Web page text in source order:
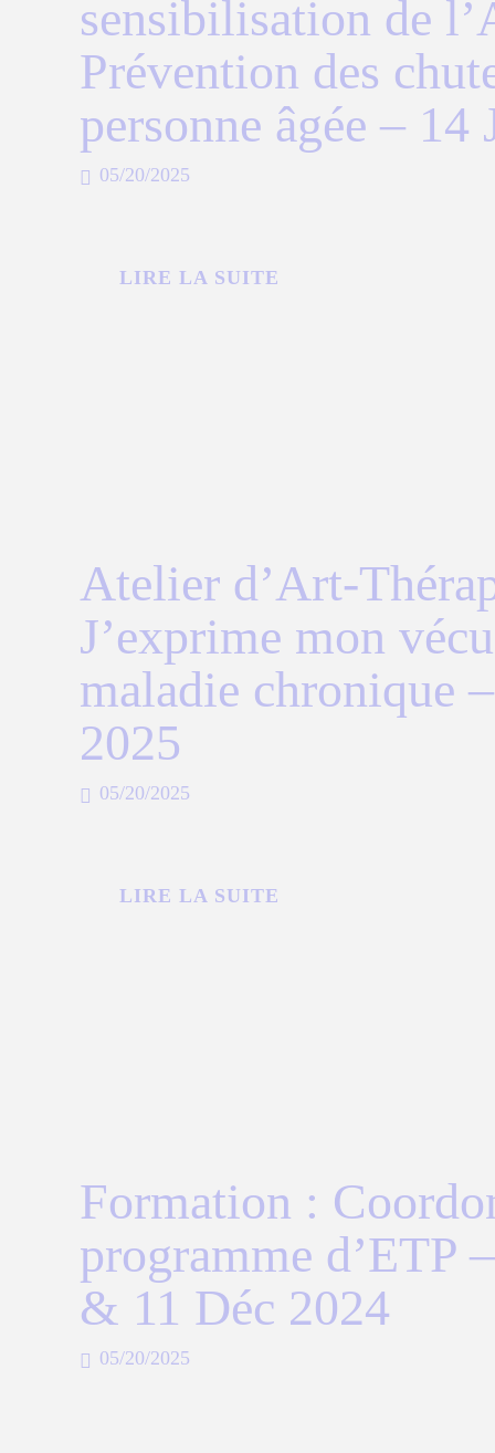
sensibilisation de
Prévention des
personne âgée – 14
05/20/2025
LIRE LA SUITE
Atelier d’Art-
J’exprime mon
maladie chronique
2025
05/20/2025
LIRE LA SUITE
Formation :
programme d’ETP
& 11 Déc 2024
05/20/2025